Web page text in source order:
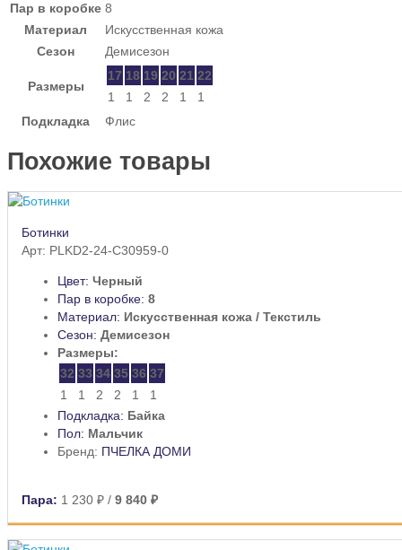
Пар в коробке 8
Материал
Искусственная кожа
Сезон
Демисезон
Размеры
17 18 19 20 21 22
1
1 2 2 1
1
Подкладка
Флис
Похожие товары
Ботинки
Арт: PLKD2-24-C30959-0
Цвет: Черный
Пар в коробке: 8
Материал: Искусственная кожа / Текстиль
Сезон: Демисезон
Размеры:
32 33 34 35 36 37
1
1 2 2 1
1
Подкладка: Байка
Пол: Мальчик
Бренд: ПЧЕЛКА ДОМИ
Пара: 1 230 ₽ / 9 840 ₽